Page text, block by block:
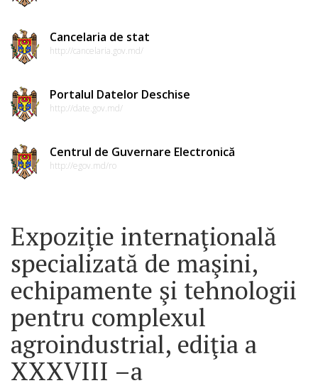
Cancelaria de stat
http://cancelaria.gov.md/
Portalul Datelor Deschise
http://date.gov.md/
Centrul de Guvernare Electronică
http://egov.md/ro
Expoziţie internaţională
specializată de maşini,
echipamente şi tehnologii
pentru complexul
agroindustrial, ediţia a
XXXVIII –a